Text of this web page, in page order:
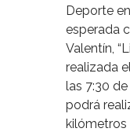
Deporte
esperada
Valentín,
realizada
las 7:30
podrá
kilómetros